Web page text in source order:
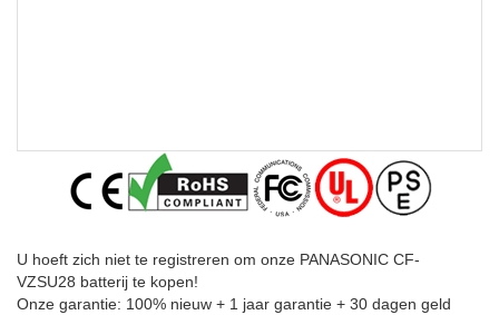
U hoeft zich niet te registreren om onze PANASONIC CF-
VZSU28 batterij te kopen!
Onze garantie: 100% nieuw + 1 jaar garantie + 30 dagen geld